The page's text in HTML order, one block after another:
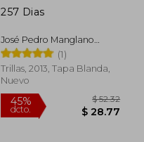
257 Dias
José Pedro Manglano
Castellary
(1)
Trillas, 2013, Tapa Blanda,
Nuevo